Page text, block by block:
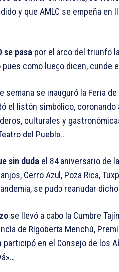
y que AMLO se empeña en
se pasa por el arco del triunfo
como luego dicen, cunde
semana se inauguró la Feria
el listón simbólico, coronando
culturales y
del Pueblo..
sin duda el 84 aniversario de
Cerro Azul, Poza Rica,
se pudo reanudar
se llevó a cabo la Cumbre
de Rigoberta Menchú,
en el Consejo de los